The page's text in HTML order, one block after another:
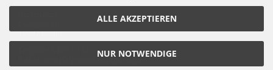
10997 Berlin
E-Mail: order[at]noisolution[punkt]de
ALLE AKZEPTIEREN
NUR NOTWENDIGE